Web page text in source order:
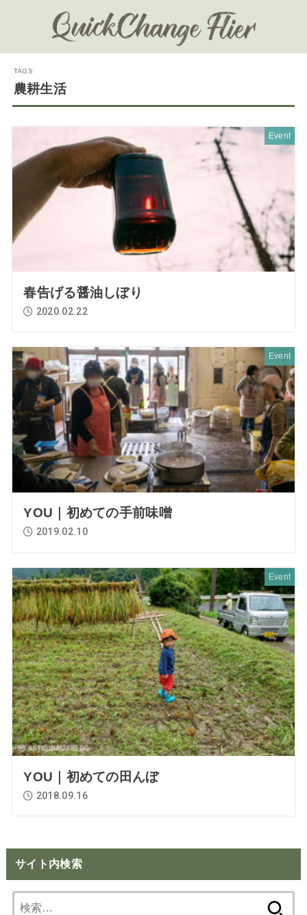
農耕生活
Event
春告げる醤油しぼり
2020.02.22
Event
YOU｜初めての手前味噌
2019.02.10
Event
YOU｜初めての田んぼ
2018.09.16
サイト内検索